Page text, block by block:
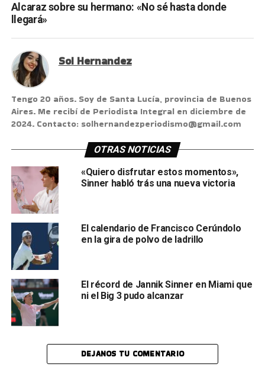
Alcaraz sobre su hermano: «No sé hasta donde
llegará»
Sol Hernandez
Tengo 20 años. Soy de Santa Lucía, provincia de Buenos
Aires. Me recibí de Periodista Integral en diciembre de
2024. Contacto: solhernandezperiodismo@gmail.com
OTRAS NOTICIAS
«Quiero disfrutar estos momentos»,
Sinner habló trás una nueva victoria
El calendario de Francisco Cerúndolo
en la gira de polvo de ladrillo
El récord de Jannik Sinner en Miami que
ni el Big 3 pudo alcanzar
DEJANOS TU COMENTARIO